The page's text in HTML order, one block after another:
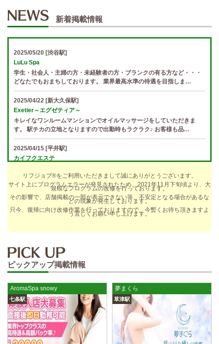
新着掲載情報
2025/05/20 [渋谷駅]
LuLu Spa
学生・社会人・主婦の方・未経験者の方・ブランクの有る方など・・・
どなたでもおまちしております。 業界最高水準の待遇を目指しま…
2025/04/22 [新大久保駅]
Exetier～エグゼティア～
キレイなワンルームマンションでオイルマッサージをしていただきま
す。 駅チカの立地となりますので出勤時もラクラク♪ お客様も品…
2025/04/15 [平井駅]
カイフクエステ
り♪ 日給5万円以上可！人によっては10万円も★ 全額日払い＆…
2025/04/14
[小倉駅]
The Ritz cache (ザ リッツ カシェ)
歩合率・RANK昇格制度 給与保証・アリバイ対策・送迎など、 快適なお
sirena (シレーナ) 春日井ルーム
制服あり、ノルマ、罰金なし 高額報酬が稼げるだけでなく、高待遇や手
厚い福利厚生を完備しております！ぜひご活用ください♪ 指名…
2025/04/12[伏見駅]
sirena (シレーナ) 錦ルーム
制服あり、ノルマ、罰金なし 高額報酬が稼げるだけでなく、高待遇や手
厚い福利厚生を完備しております！ぜひご活用ください♪ 指名…
2025/04/09
[藤が丘駅]
リフジョブ®をご利用いただきまして誠にありがとうございます。
サイト上にプログラムエラーが発見されたため、2021年11月下旬頃より、大
規模なプログラムの改修を行っております。
その影響で、店舗掲載の一部が表示できない等、不安定となる場合があるな
どの現象が発生しております。
只今、復帰に向け改修作業を行っておりますので、今暫くお待ち頂きますよ
う宜しくお願い申し上げます。
ピックアップ掲載情報
AromaSpa snowy
七条駅
夢まくら
草津駅